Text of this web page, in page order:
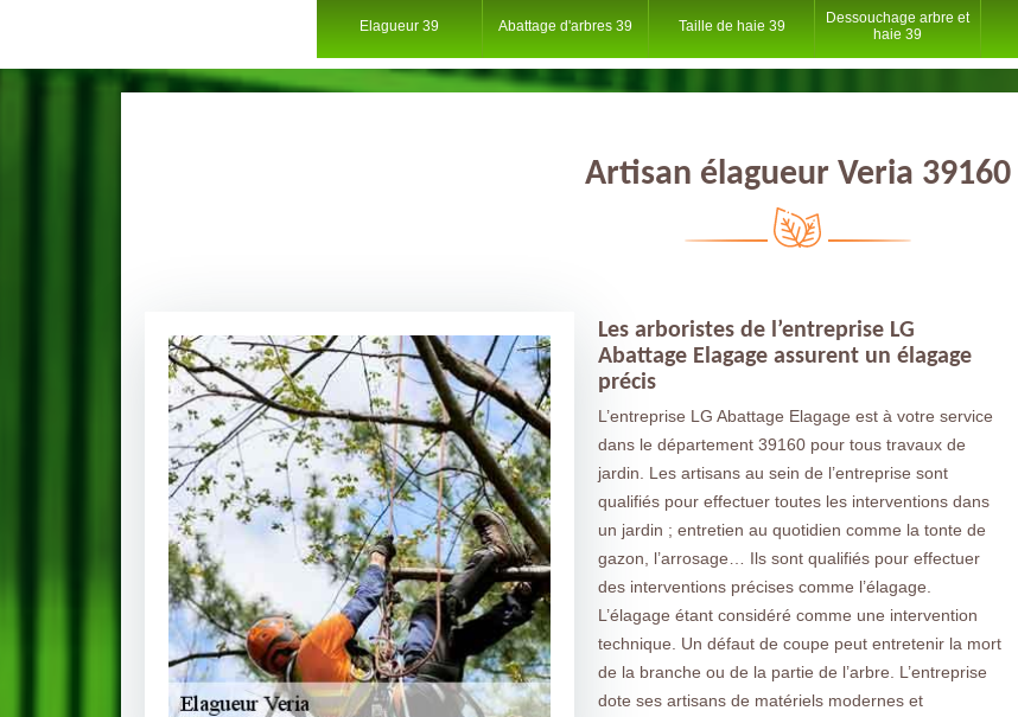
Elagueur 39 Abattage d'arbres 39 Taille de haie 39
Dessouchage arbre et
haie 39
Artisan élagueur Veria 39160
Les arboristes de l’entreprise LG
Abattage Elagage assurent un élagage
précis
L’entreprise LG Abattage Elagage est à votre service
dans le département 39160 pour tous travaux de
jardin. Les artisans au sein de l’entreprise sont
qualifiés pour effectuer toutes les interventions dans
un jardin ; entretien au quotidien comme la tonte de
gazon, l’arrosage… Ils sont qualifiés pour effectuer
des interventions précises comme l’élagage.
L’élagage étant considéré comme une intervention
technique. Un défaut de coupe peut entretenir la mort
de la branche ou de la partie de l’arbre. L’entreprise
dote ses artisans de matériels modernes et